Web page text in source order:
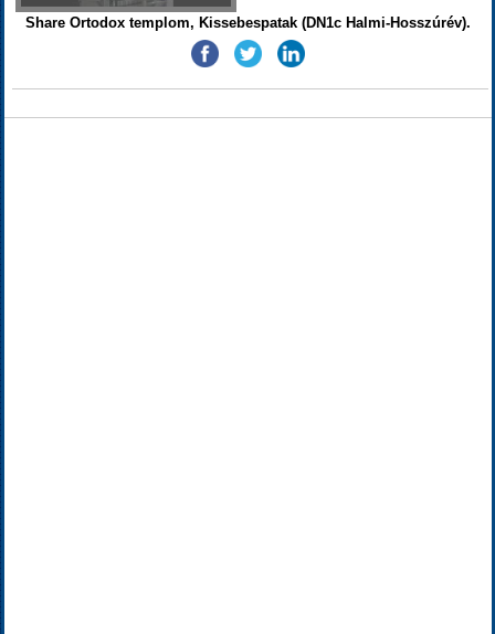
Share Ortodox templom, Kissebespatak (DN1c Halmi-Hosszúrév).